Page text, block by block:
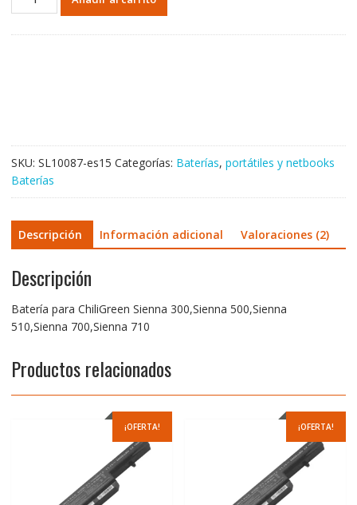
cantidad
SKU: SL10087-es15 Categorías: Baterías, portátiles y netbooks
Baterías
Descripción Información adicional Valoraciones (2)
Descripción
Batería para ChiliGreen Sienna 300,Sienna 500,Sienna
510,Sienna 700,Sienna 710
Productos relacionados
¡OFERTA! ¡OFERTA!